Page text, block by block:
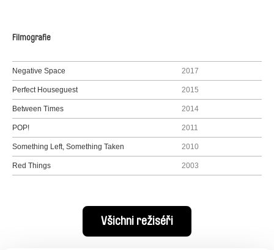
Filmografie
Negative Space 2017
Perfect Houseguest 2015
Between Times 2014
POP! 2011
Something Left, Something Taken 2010
Red Things 2003
Všichni režiséři